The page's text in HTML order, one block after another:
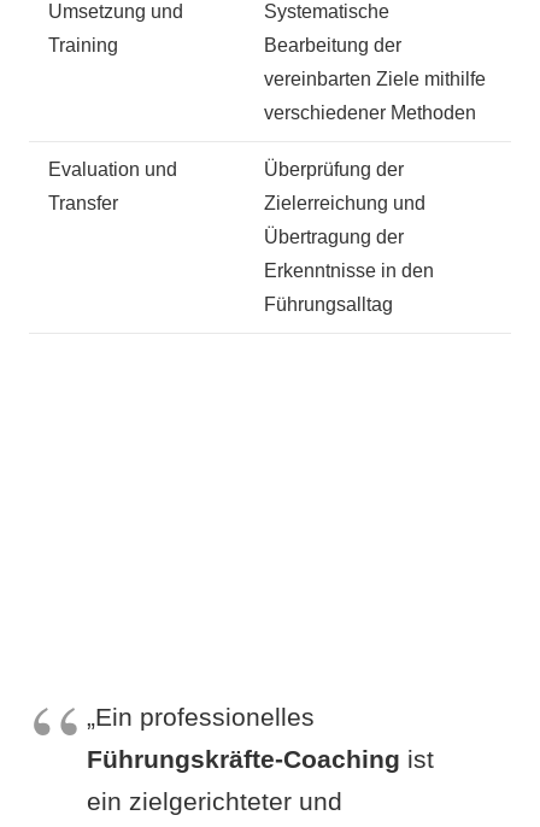
Umsetzung und
Training
Systematische
Bearbeitung der
vereinbarten Ziele mithilfe
verschiedener Methoden
Evaluation und
Transfer
Überprüfung der
Zielerreichung und
Übertragung der
Erkenntnisse in den
Führungsalltag
„Ein professionelles
Führungskräfte-Coaching ist
ein zielgerichteter und